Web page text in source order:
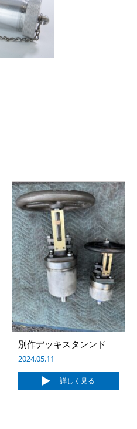
別作デッキスタンンド
2024.05.11
詳しく見る